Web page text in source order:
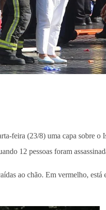
feira (23/8) uma capa sobre
12 pessoas foram
ao chão. Em vermelho,